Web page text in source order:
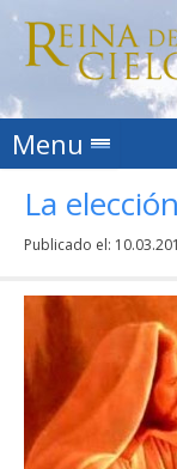
Menu Skip
La
Publicado el: